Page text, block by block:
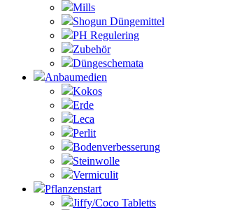
Mills
Shogun Düngemittel
PH Regulering
Zubehör
Düngeschemata
Anbaumedien
Kokos
Erde
Leca
Perlit
Bodenverbesserung
Steinwolle
Vermiculit
Pflanzenstart
Jiffy/Coco Tabletts